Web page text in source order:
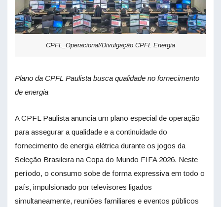
CPFL_Operacional/Divulgação CPFL Energia
Plano da CPFL Paulista busca qualidade no fornecimento
de energia
A CPFL Paulista anuncia um plano especial de operação
para assegurar a qualidade e a continuidade do
fornecimento de energia elétrica durante os jogos da
Seleção Brasileira na Copa do Mundo FIFA 2026. Neste
período, o consumo sobe de forma expressiva em todo o
país, impulsionado por televisores ligados
simultaneamente, reuniões familiares e eventos públicos